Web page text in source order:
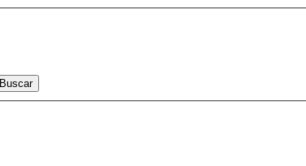
Buscar